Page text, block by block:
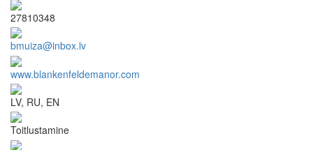
27810348
bmuiza@inbox.lv
www.blankenfeldemanor.com
LV, RU, EN
Toitlustamine